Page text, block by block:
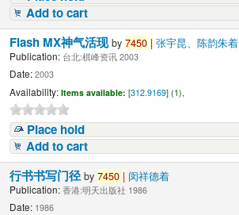
Add to cart
Flash MX神气活现by7450 | 张宇昆、陈韵朱着
Publication: 台北:棋峰资讯 2003
Date: 2003
Availability: Items available: [312.9169] (1),
Place hold
Add to cart
行书书写门径by7450 | 闵祥德着
Publication: 香港:明天出版社 1986
Date: 1986